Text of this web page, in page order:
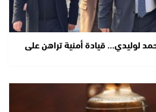
لوليدي… قيادة أمنية تراهن على